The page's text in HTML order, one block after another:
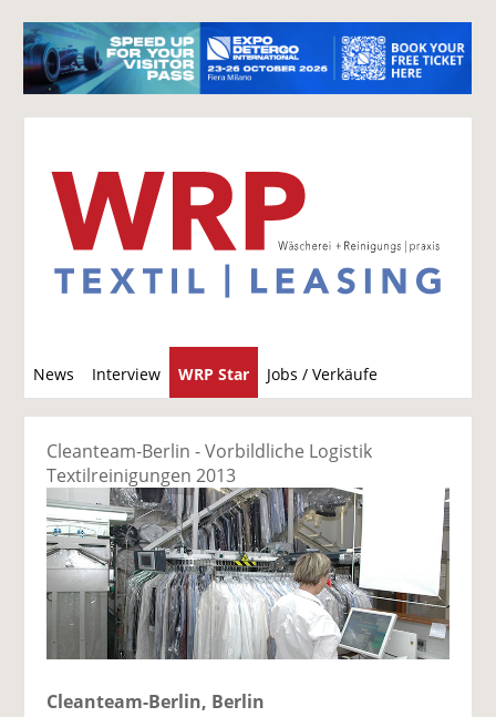
News Interview WRP Star Jobs / Verkäufe
u
c
Cleanteam-Berlin - Vorbildliche Logistik
Textilreinigungen 2013
Cleanteam-Berlin, Berlin